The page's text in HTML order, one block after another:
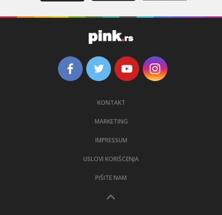
KONTAKT
MARKETING
IMPRESSUM
USLOVI KORIŠĆENJA
PIŠITE NAM